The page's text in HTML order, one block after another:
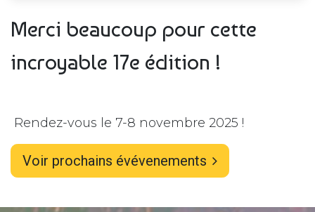
Merci beaucoup pour cette
incroyable 17e édition !
Rendez-vous le 7-8 novembre 2025 !
Voir prochains évévenements